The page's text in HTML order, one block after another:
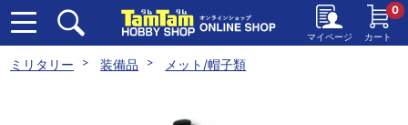
マイページ カート
0
ミリタリー 装備品 メット/帽子類